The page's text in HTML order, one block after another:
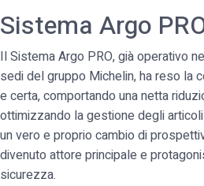
Sistema Argo
Il Sistema Argo PRO, già operativo
sedi del gruppo Michelin, ha reso la
e certa, comportando una netta
ottimizzando la gestione degli
un vero e proprio cambio di
divenuto attore principale e
sicurezza.